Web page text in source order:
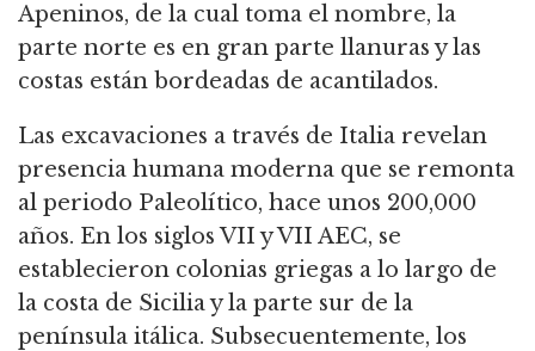
Apeninos, de la cual toma el nombre, la
parte norte es en gran parte llanuras y las
costas están bordeadas de acantilados.
Las excavaciones a través de Italia revelan
presencia humana moderna que se remonta
al periodo Paleolítico, hace unos 200,000
años. En los siglos VII y VII AEC, se
establecieron colonias griegas a lo largo de
la costa de Sicilia y la parte sur de la
península itálica. Subsecuentemente, los